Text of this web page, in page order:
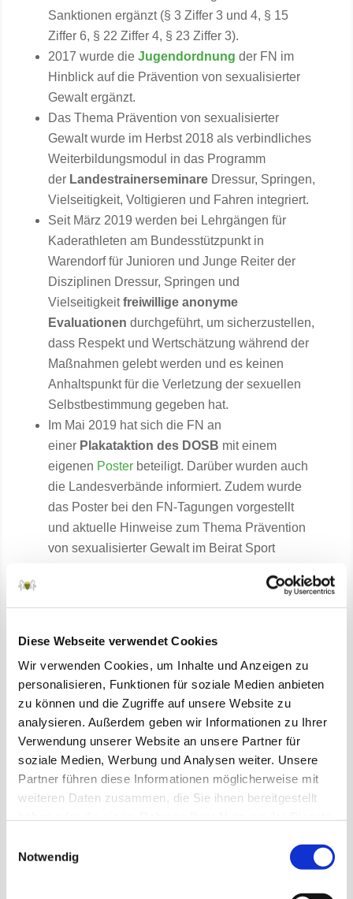
Diese Webseite verwendet Cookies
Wir verwenden Cookies, um Inhalte und Anzeigen zu
personalisieren, Funktionen für soziale Medien anbieten
zu können und die Zugriffe auf unsere Website zu
analysieren. Außerdem geben wir Informationen zu Ihrer
Verwendung unserer Website an unsere Partner für
soziale Medien, Werbung und Analysen weiter. Unsere
Partner führen diese Informationen möglicherweise mit
weiteren Daten zusammen, die Sie ihnen bereitgestellt
Notwendig
Sanktionen ergänzt (§ 3 Ziffer 3 und 4, § 15
Ziffer 6, § 22 Ziffer 4, § 23 Ziffer 3).
2017 wurde die Jugendordnung der FN im
Hinblick auf die Prävention von sexualisierter
Gewalt ergänzt.
Das Thema Prävention von sexualisierter
Gewalt wurde im Herbst 2018 als verbindliches
Weiterbildungsmodul in das Programm
der Landestrainerseminare Dressur, Springen,
Vielseitigkeit, Voltigieren und Fahren integriert.
Seit März 2019 werden bei Lehrgängen für
Kaderathleten am Bundesstützpunkt in
Warendorf für Junioren und Junge Reiter der
Disziplinen Dressur, Springen und
Vielseitigkeit freiwillige anonyme
Evaluationen durchgeführt, um sicherzustellen,
dass Respekt und Wertschätzung während der
Maßnahmen gelebt werden und es keinen
Anhaltspunkt für die Verletzung der sexuellen
Selbstbestimmung gegeben hat.
Im Mai 2019 hat sich die FN an
einer Plakataktion des DOSB mit einem
eigenen Poster beteiligt. Darüber wurden auch
die Landesverbände informiert. Zudem wurde
das Poster bei den FN-Tagungen vorgestellt
und aktuelle Hinweise zum Thema Prävention
von sexualisierter Gewalt im Beirat Sport
Die FN ist als einer von vier dafür ausgewählten
Spitzensportverbänden Teil eines
„Trainer/innen in der Prävention sexualisierter
Gewalt: Umgang mit Nähe und Distanz im
Verbundsystem
Nachwuchsleistungssportsystem“. Das Projekt
ist im Herbst 2019 gestartet, aus dem
Pferdesport nehmen vier
Nachwuchsbundestrainer aus vier Disziplinen
Verein N.I.N.A. („Nationale Infoline, Netzwerk
und Mädchen“), der die fachliche Leitung eines